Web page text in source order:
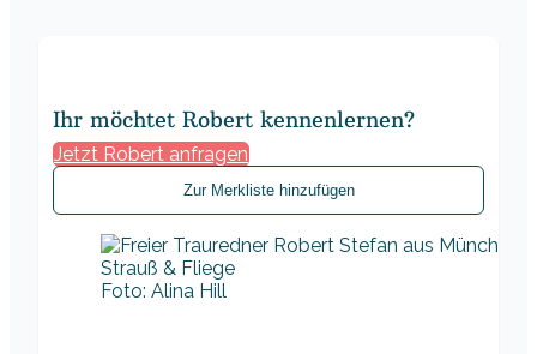
Ihr möchtet Robert kennenlernen?
Jetzt Robert anfragen
Zur Merkliste hinzufügen
Foto: Alina Hill